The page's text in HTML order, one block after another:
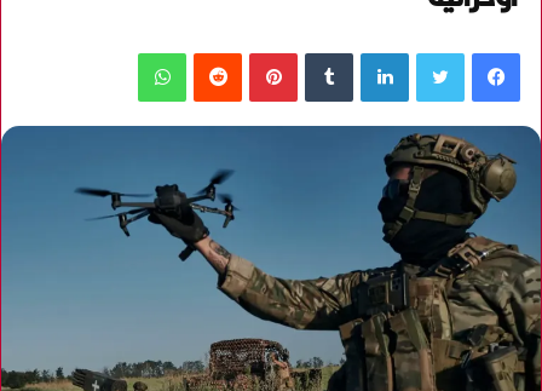
فيسبوك لينكدإن بينتيريست